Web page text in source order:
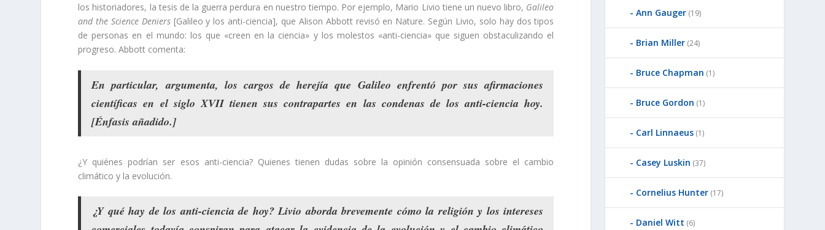
los historiadores, la tesis de la guerra perdura en nuestro tiempo. Por ejemplo, Mario Livio tiene un nuevo libro, Galileo
and the Science Deniers[Galileo y los anti-ciencia], que Alison Abbott revisó en Nature. Según Livio, solo hay dos tipos
de personas en el mundo: los que «creen en la ciencia» y los molestos «anti-ciencia» que siguen obstaculizando el
progreso. Abbott comenta:
En particular, argumenta, los cargos deherejía que Galileo enfrentó por sus afirmaciones
científicas en el siglo XVIItienen sus contrapartes en las condenas de los anti-ciencia hoy.
[Énfasis añadido.]
¿Y quiénes podrían ser esos anti-ciencia? Quienes tienen dudas sobre la opinión consensuada sobre el cambio
climático y la evolución.
¿Y qué hay de los anti-ciencia de hoy? Livio aborda brevemente cómo lareligión y los intereses
Ann Gauger (19)
Brian Miller (24)
Bruce Chapman (1)
Bruce Gordon (1)
Carl Linnaeus (1)
Casey Luskin (37)
Cornelius Hunter (17)
Daniel Witt (6)